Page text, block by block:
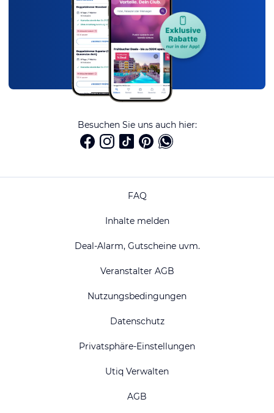
Besuchen Sie uns auch hier:
FAQ
Inhalte melden
Deal-Alarm, Gutscheine uvm.
Veranstalter AGB
Nutzungsbedingungen
Datenschutz
Privatsphäre-Einstellungen
Utiq Verwalten
AGB